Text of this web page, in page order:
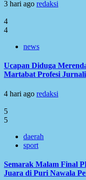
3 hari ago redaksi
4
4
news
Ucapan Diduga
Martabat Profesi
4 hari ago redaksi
5
5
daerah
sport
Semarak Malam Final
Juara di Puri Nawala